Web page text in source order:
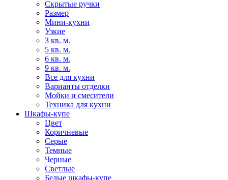
Скрытые ручки
Размер
Мини-кухни
Узкие
3 кв. м.
5 кв. м.
6 кв. м.
9 кв. м.
Все для кухни
Варианты отделки
Мойки и смесители
Техника для кухни
Шкафы-купе
Цвет
Коричневые
Серые
Темные
Черные
Светлые
Белые шкафы-купе